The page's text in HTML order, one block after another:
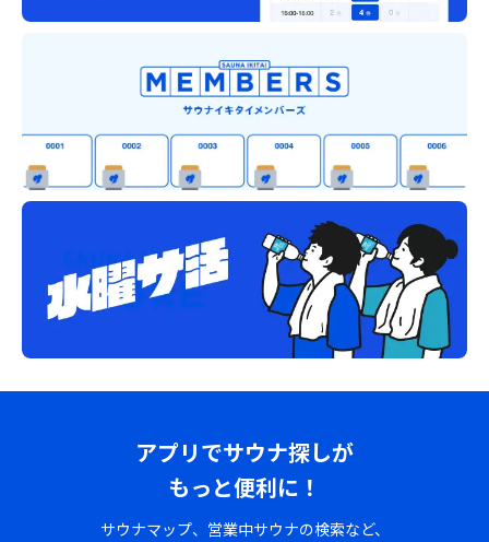
アプリでサウナ探しが
もっと便利に！
サウナマップ、営業中サウナの検索など、